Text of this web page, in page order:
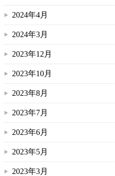
2024年4月
2024年3月
2023年12月
2023年10月
2023年8月
2023年7月
2023年6月
2023年5月
2023年3月